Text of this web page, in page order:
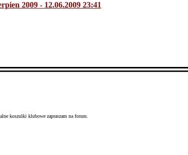
2009 - 12.06.2009 23:41
koszulki klubowe zapraszam na forum.